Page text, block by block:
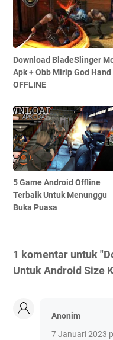
Download BladeSlinger
Apk + Obb Mirip God Hand
OFFLINE
5 Game Android Offline
Terbaik Untuk Menunggu
Buka Puasa
1 komentar untuk
Untuk Android Size
Anonim
7 Januari 2023